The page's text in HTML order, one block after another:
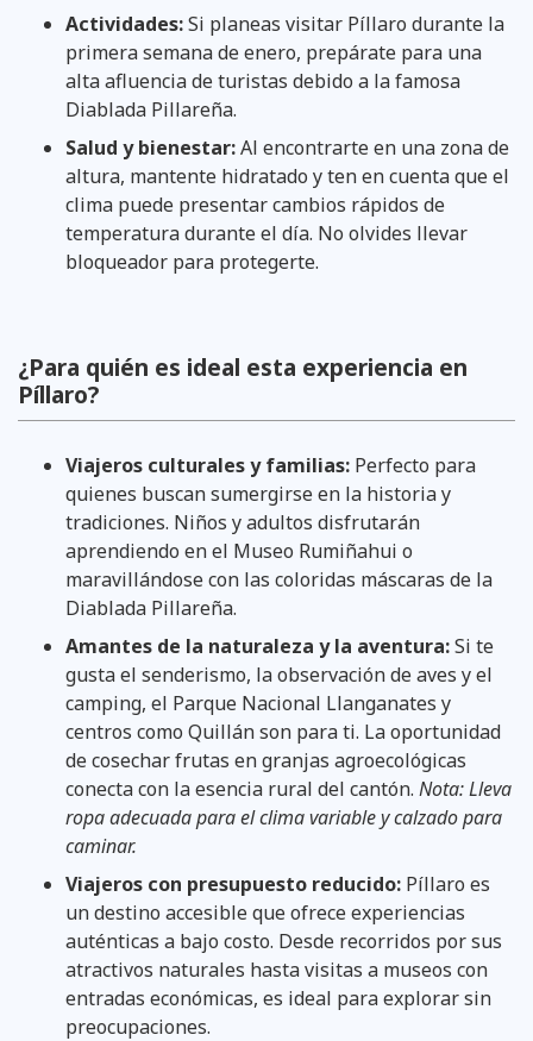
Actividades:Si planeas visitar Píllaro durante la
primera semana de enero, prepárate para una
alta afluencia de turistas debido a la famosa
Diablada Pillareña.
Salud y bienestar:Al encontrarte en una zona de
altura, mantente hidratado y ten en cuenta que el
clima puede presentar cambios rápidos de
temperatura durante el día. No olvides llevar
bloqueador para protegerte.
¿Para quién es ideal esta experiencia en
Píllaro?
Viajeros culturales y familias: Perfecto para
quienes buscan sumergirse en la historia y
tradiciones. Niños y adultos disfrutarán
aprendiendo en el Museo Rumiñahui o
maravillándose con las coloridas máscaras de la
Diablada Pillareña.
Amantes de la naturaleza y la aventura:Si te
gusta el senderismo, la observación de aves y el
camping, el Parque Nacional Llanganates y
centros como Quillán son para ti. La oportunidad
de cosechar frutas en granjas agroecológicas
conecta con la esencia rural del cantón. Nota: Lleva
ropa adecuada para el clima variable y calzado para
caminar.
Viajeros con presupuesto reducido: Píllaro es
un destino accesible que ofrece experiencias
auténticas a bajo costo. Desde recorridos por sus
atractivos naturales hasta visitas a museos con
entradas económicas, es ideal para explorar sin
preocupaciones.